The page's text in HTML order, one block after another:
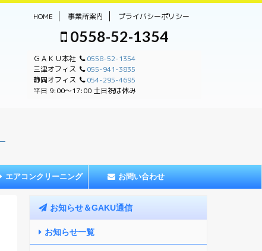
HOME 事業所案内 プライバシーポリシー
0558-52-1354
ＧＡＫＵ本社
0558-52-1354
三津オフィス
055-941-3835
静岡オフィス
054-295-4695
平日 9:00〜17:00 土日祝は休み
エアコンクリーニング お問い合わせ
お知らせ＆GAKU通信
お知らせ一覧